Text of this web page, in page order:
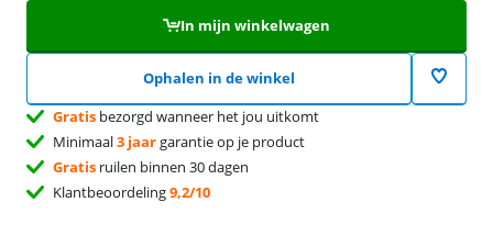
In mijn winkelwagen
Ophalen in de winkel
Gratis bezorgd wanneer het jou uitkomt
Minimaal3 jaargarantie op je product
Gratis ruilen binnen 30 dagen
Klantbeoordeling9,2/10